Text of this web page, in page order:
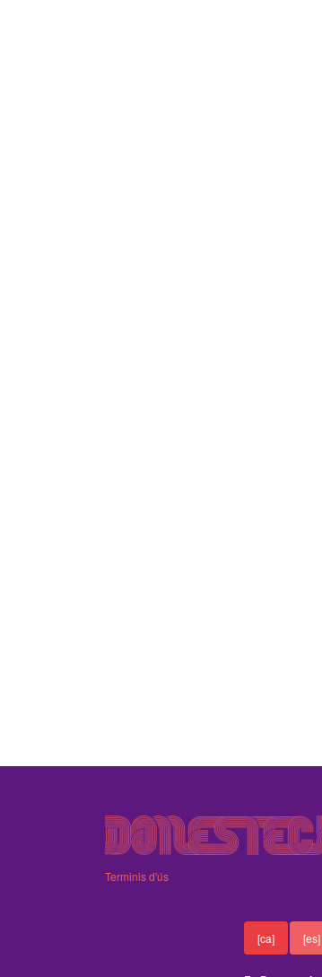
[ca] [es]
Terminis d'ús